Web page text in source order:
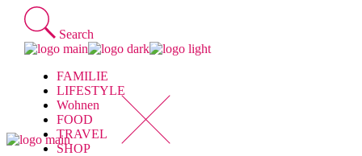
Skip
content
Search
FAMILIE
LIFESTYLE
Wohnen
FOOD
TRAVEL
SHOP